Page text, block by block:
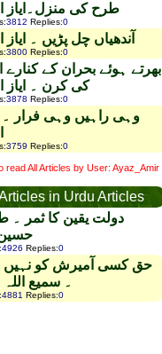
طرح کی منزل۔ایاز
:3812 Replies:0
آندھیاں چل پڑیں ۔ ایاز
:3800 Replies:0
ابھرتے ہوئے بحران کے کنارے
کی کرن ۔ ایاز
:3878 Replies:0
وہی راہیں وہی فرار ۔
:3759 Replies:0
read All Articles by User: Ayaz_Amir
in Urdu Articles
دولت یقین کا ثمر ۔
:4926 Replies:0
حق کسی آمیرش کو نہیں
۔ سمیع
:4881 Replies:0